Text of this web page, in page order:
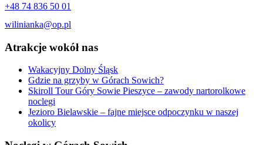
+48 74 836 50 01
wilinianka@op.pl
Atrakcje wokół nas
Wakacyjny Dolny Śląsk
Gdzie na grzyby w Górach Sowich?
Skiroll Tour Góry Sowie Pieszyce – zawody nartorolkowe
noclegi
Jezioro Bielawskie – fajne miejsce odpoczynku w naszej
okolicy